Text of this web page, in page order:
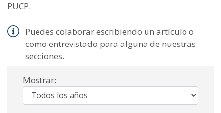
PUCP.
Puedes colaborar escribiendo un artículo o
como entrevistado para alguna de nuestras
secciones.
Mostrar: